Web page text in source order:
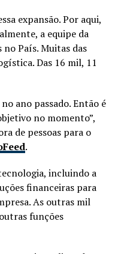
expansão. Por aqui,
a equipe da
País. Muitas das
Das 16 mil, 11
ano passado. Então é
no momento”,
de pessoas para o
.
incluindo a
financeiras para
As outras mil
funções